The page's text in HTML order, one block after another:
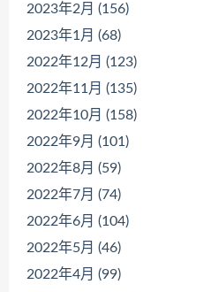
2023年2月 (156)
2023年1月 (68)
2022年12月 (123)
2022年11月 (135)
2022年10月 (158)
2022年9月 (101)
2022年8月 (59)
2022年7月 (74)
2022年6月 (104)
2022年5月 (46)
2022年4月 (99)